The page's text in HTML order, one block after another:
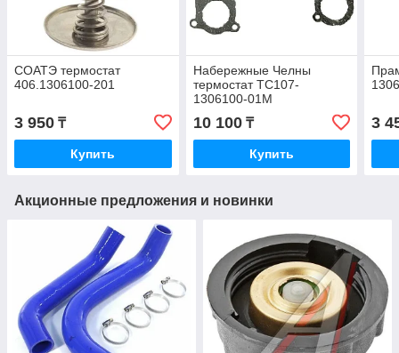
СОАТЭ термостат
406.1306100-201
3 950 ₸
Купить
Набережные Челны
термостат ТС107-
1306100-01М
10 100₸
Купить
3
Акционные предложения и новинки